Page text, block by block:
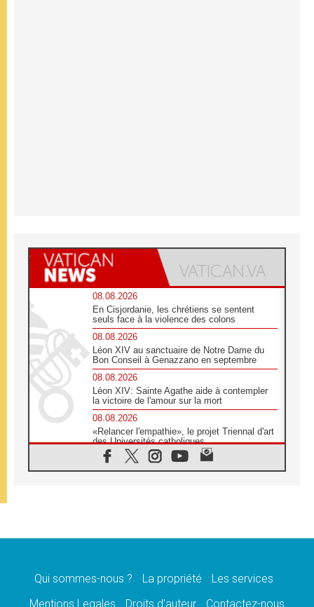
08.08.2026
En Cisjordanie, les chrétiens se sentent
seuls face à la violence des colons
08.08.2026
Léon XIV au sanctuaire de Notre Dame du
Bon Conseil à Genazzano en septembre
08.08.2026
Léon XIV: Sainte Agathe aide à contempler
la victoire de l'amour sur la mort
08.08.2026
«Relancer l'empathie», le projet Triennal d'art
des Universités catholiques
08.08.2026
Signis 2026, donner la parole aux religieuses
07.08.2026
07.08.2026
de l'Assomption et mémoire nationale
Qui sommes-nous ? La propriété
Les services
Mentions Legales
Droits d’auteur Contactez-nous